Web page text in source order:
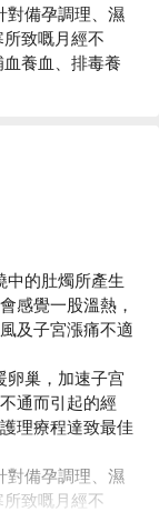
對備孕調理、濕
致嘅月經不
養血、排毒養
中的肚燭所產生
感覺一股溫熱，
及子宮漲痛不適
卵巢，加速子宫
通而引起的經
理療程達致最佳
對備孕調理、濕
致嘅月經不